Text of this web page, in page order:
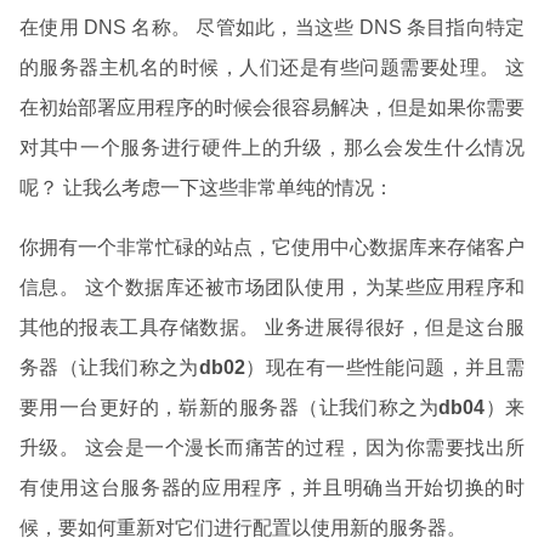
在使用 DNS 名称。 尽管如此，当这些 DNS 条目指向特定
的服务器主机名的时候，人们还是有些问题需要处理。 这
在初始部署应用程序的时候会很容易解决，但是如果你需要
对其中一个服务进行硬件上的升级，那么会发生什么情况
呢？ 让我么考虑一下这些非常单纯的情况：
你拥有一个非常忙碌的站点，它使用中心数据库来存储客户
信息。 这个数据库还被市场团队使用，为某些应用程序和
其他的报表工具存储数据。 业务进展得很好，但是这台服
务器（让我们称之为db02）现在有一些性能问题，并且需
要用一台更好的，崭新的服务器（让我们称之为db04）来
升级。 这会是一个漫长而痛苦的过程，因为你需要找出所
有使用这台服务器的应用程序，并且明确当开始切换的时
候，要如何重新对它们进行配置以使用新的服务器。